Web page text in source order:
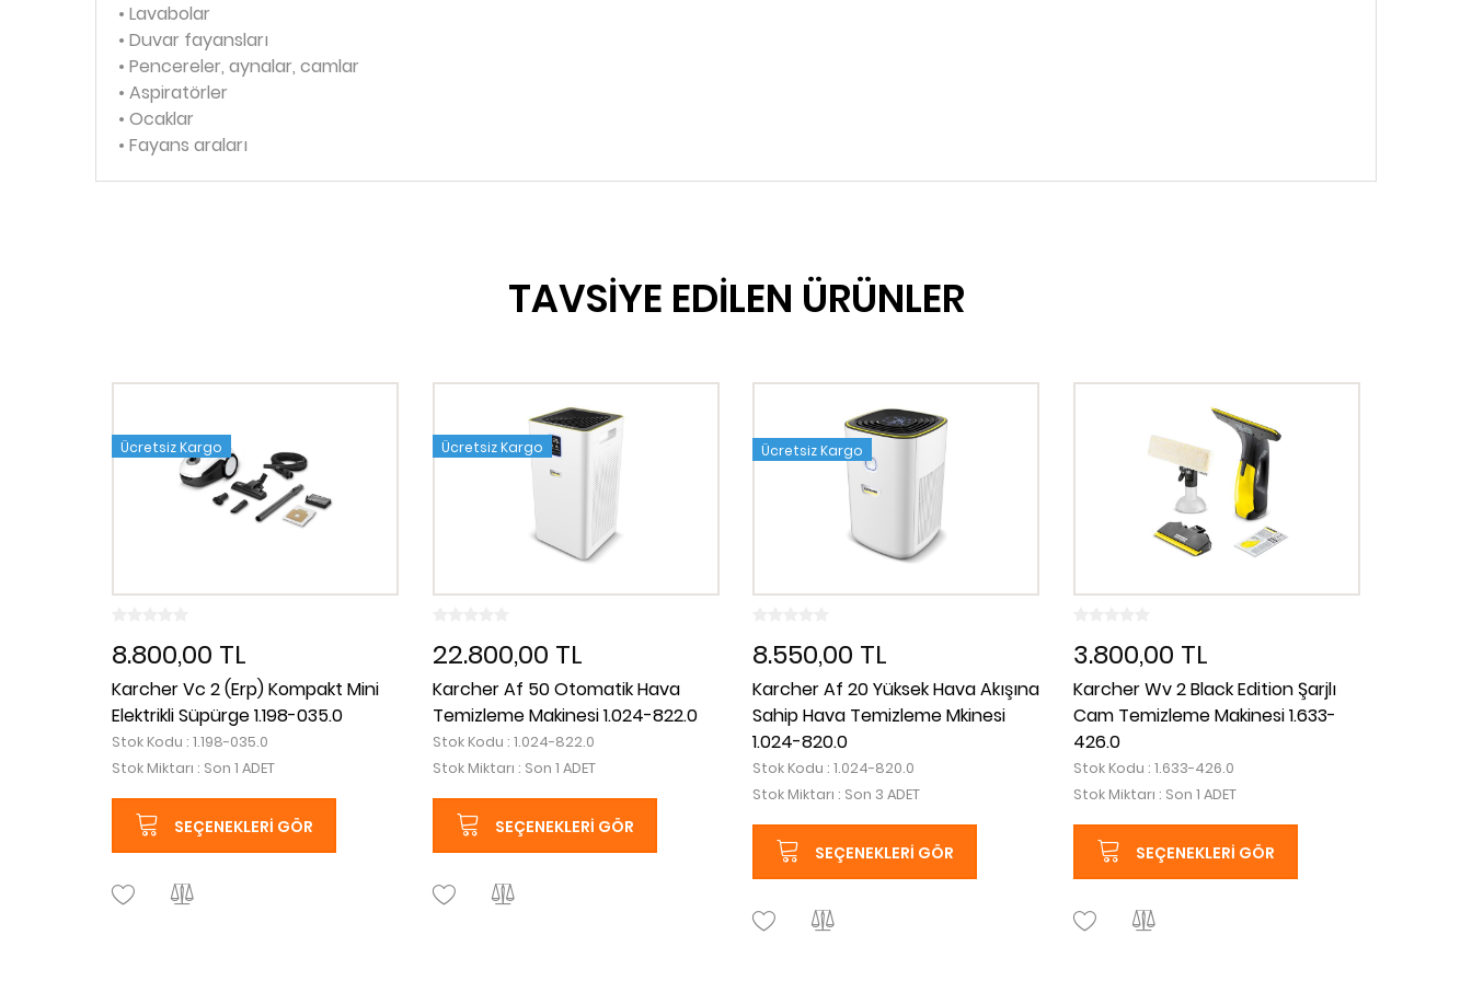
• Lavabolar
• Duvar fayansları
• Pencereler, aynalar, camlar
• Aspiratörler
• Ocaklar
• Fayans araları
TAVSİYE EDİLEN ÜRÜNLER
Ücretsiz Kargo
8.800,00 TL
Karcher Vc 2 (Erp) Kompakt Mini
Elektrikli Süpürge 1.198-035.0
Stok Kodu : 1.198-035.0
Stok Miktarı : Son 1 ADET
SEÇENEKLERI GÖR
Ücretsiz Kargo
22.800,00 TL
Karcher Af 50 Otomatik Hava
Temizleme Makinesi 1.024-822.0
Stok Kodu : 1.024-822.0
Stok Miktarı : Son 1 ADET
SEÇENEKLERI GÖR
Ücretsiz Kargo
8.550,00 TL
Karcher Af 20 Yüksek Hava Akışına
Sahip Hava Temizleme Mkinesi
1.024-820.0
Stok Kodu : 1.024-820.0
Stok Miktarı : Son 3 ADET
SEÇENEKLERI GÖR
3.800,00 TL
Karcher Wv 2 Black Edition Şarjlı
Cam Temizleme Makinesi 1.633-
426.0
Stok Kodu : 1.633-426.0
Stok Miktarı : Son 1 ADET
SEÇENEKLERI GÖR